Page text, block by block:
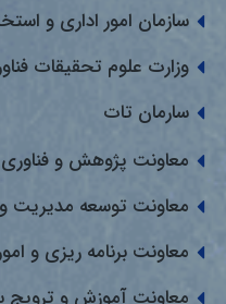
سازمان امور اداری و
وزارت علوم تحقیقات
سارمان تات
معاونت پژوهش و
معاونت توسعه مدیریت و
معاونت برنامه ریزی و